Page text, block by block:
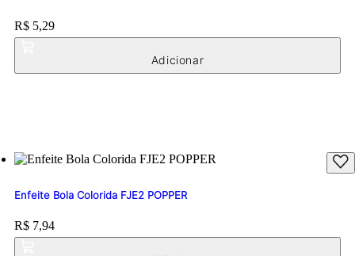
Price:
R$ 5,29
Enfeite Bola Colorida FJE2 POPPER
Price:
R$ 7,94